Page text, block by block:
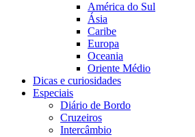
América do Sul
Ásia
Caribe
Europa
Oceania
Oriente Médio
Dicas e curiosidades
Especiais
Diário de Bordo
Cruzeiros
Intercâmbio